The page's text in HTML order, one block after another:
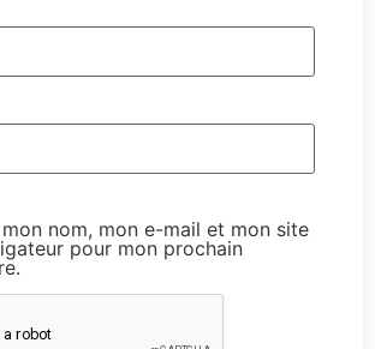
nom, mon e-mail et mon site
pour mon prochain